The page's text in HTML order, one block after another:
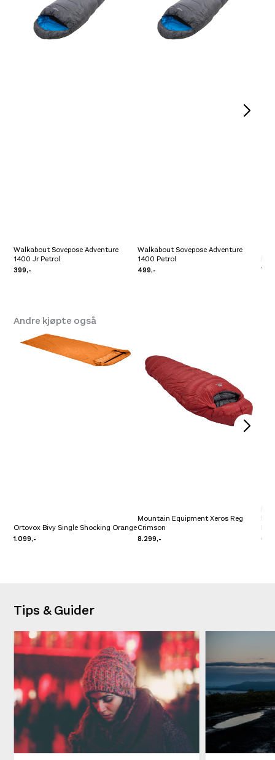
Walkabout Sovepose Adventure
1400 Jr Petrol
399,-
Walkabout Sovepose Adventure
1400 Petrol
499,-
Andre kjøpte også
Ortovox Bivy Single Shocking Orange
1.099,-
Mountain Equipment Xeros Reg
Crimson
8.299,-
Big
Tips & Guider